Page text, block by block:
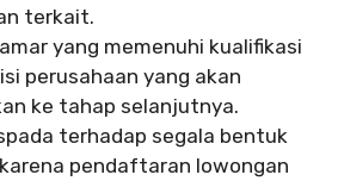
terkait.
yang memenuhi kualifikasi
perusahaan yang akan
ke tahap selanjutnya.
terhadap segala bentuk
pendaftaran lowongan